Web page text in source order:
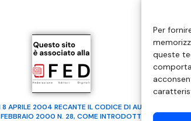
Per
queste
APRILE 2004 RECANTE IL CODICE DI
2000 N. 28, COME INTRODOTTO DALLA